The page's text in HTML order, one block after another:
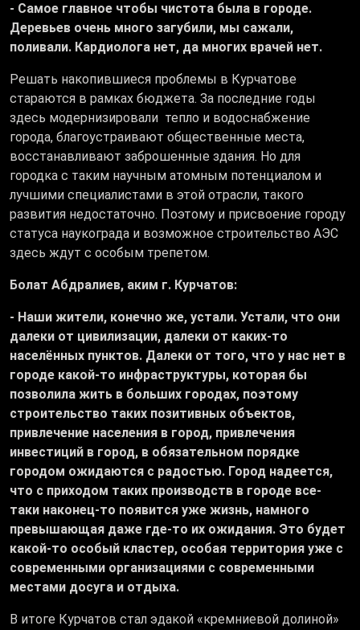
- Самое главное чтобы чистота была в городе.
Деревьев очень много загубили, мы сажали,
поливали. Кардиолога нет, да многих врачей нет.
Решать накопившиеся проблемы в Курчатове
стараются в рамках бюджета. За последние годы
здесь модернизировали тепло и водоснабжение
города, благоустраивают общественные места,
восстанавливают заброшенные здания. Но для
городка с таким научным атомным потенциалом и
лучшими специалистами в этой отрасли, такого
развития недостаточно. Поэтому и присвоение городу
статуса наукограда и возможное строительство АЭС
здесь ждут с особым трепетом.
Болат Абдралиев, аким г. Курчатов:
- Наши жители, конечно же, устали. Устали, что они
далеки от цивилизации, далеки от каких-то
населённых пунктов. Далеки от того, что у нас нет в
городе какой-то инфраструктуры, которая бы
позволила жить в больших городах, поэтому
строительство таких позитивных объектов,
привлечение населения в город, привлечения
инвестиций в город, в обязательном порядке
городом ожидаются с радостью. Город надеется,
что с приходом таких производств в городе все-
таки наконец-то появится уже жизнь, намного
превышающая даже где-то их ожидания. Это будет
какой-то особый кластер, особая территория уже с
современными организациями с современными
местами досуга и отдыха.
В итоге Курчатов стал эдакой «кремниевой долиной»